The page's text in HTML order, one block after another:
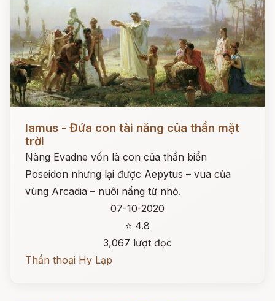
Iamus - Đứa con tài năng của thần mặt
trời
Nàng Evadne vốn là con của thần biển
Poseidon nhưng lại được Aepytus – vua của
vùng Arcadia – nuôi nấng từ nhỏ.
07-10-2020
⭐ 4.8
3,067 lượt đọc
Thần thoại Hy Lạp